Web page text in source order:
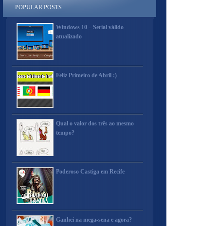
POPULAR POSTS
Windows 10 – Serial válido
atualizado
Feliz Primeiro de Abril :)
Qual o valor dos três ao mesmo
tempo?
Poderoso Castiga em Recife
Ganhei na mega-sena e agora?